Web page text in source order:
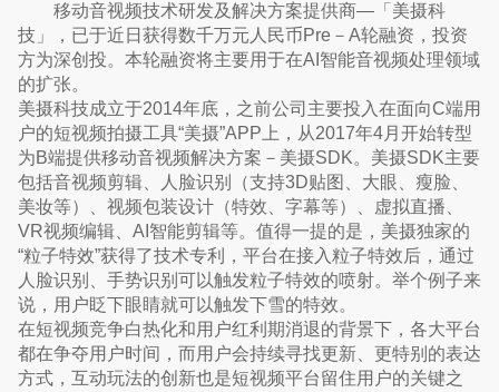
移动音视频技术研发及解决方案提供商—「美摄科
技」，已于近日获得数千万元人民币Pre－A轮融资，投资
方为深创投。本轮融资将主要用于在AI智能音视频处理领域
的扩张。
美摄科技成立于2014年底，之前公司主要投入在面向C端用
户的短视频拍摄工具“美摄”APP上，从2017年4月开始转型
为B端提供移动音视频解决方案－美摄SDK。美摄SDK主要
包括音视频剪辑、人脸识别（支持3D贴图、大眼、瘦脸、
美妆等）、视频包装设计（特效、字幕等）、虚拟直播、
VR视频编辑、AI智能剪辑等。值得一提的是，美摄独家的
“粒子特效”获得了技术专利，平台在接入粒子特效后，通过
人脸识别、手势识别可以触发粒子特效的喷射。举个例子来
说，用户眨下眼睛就可以触发下雪的特效。
在短视频竞争白热化和用户红利期消退的背景下，各大平台
都在争夺用户时间，而用户会持续寻找更新、更特别的表达
方式，互动玩法的创新也是短视频平台留住用户的关键之